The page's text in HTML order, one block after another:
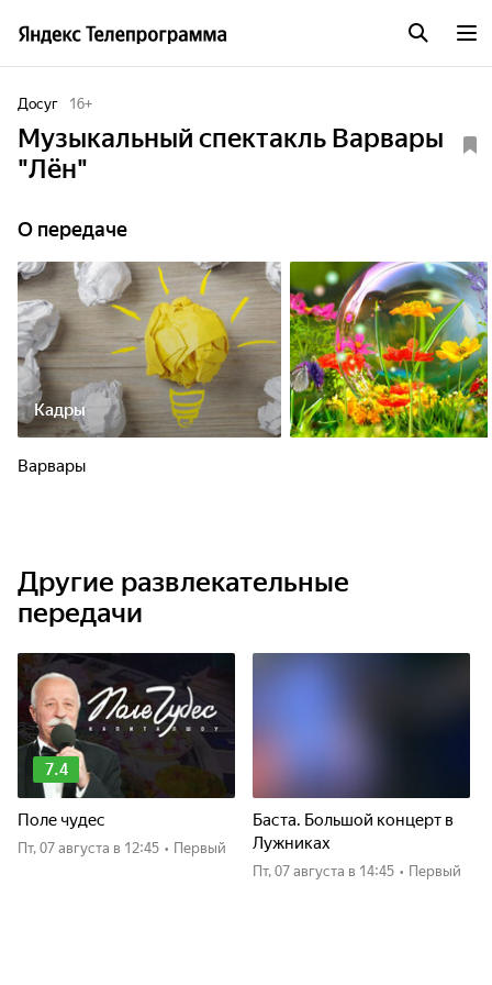
Досуг 16+
Музыкальный спектакль Варвары
"Лён"
О передаче
Кадры
Варвары
Другие развлекательные
передачи
7.4
Поле чудес
пт, 07 августа в 12:45 • Первый
Баста. Большой концерт в
Лужниках
пт, 07 августа в 14:45 • Первый